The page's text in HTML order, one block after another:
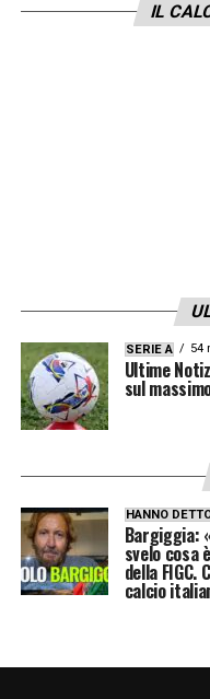
rapporti tra
sarebbero ai
impossibile per
scadenza a
Cristiano Giuntoli.
Ore 18.30 –
da solo: la
bosniaco, infatti,
parte con un
Verona di Juric.
IL
SERIE A 54
Ultime
sul
HANNO
Bargiggia:
svelo cosa
della FIGC.
calcio